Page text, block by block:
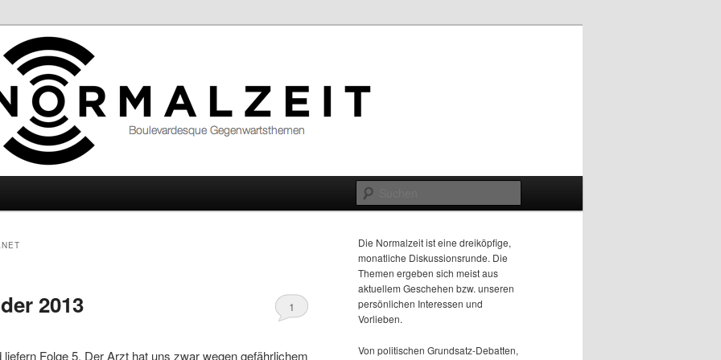
2013 1
Folge 5. Der Arzt hat uns zwar wegen gefährlichem
Die Normalzeit ist eine dreiköpfige,
monatliche Diskussionsrunde. Die
Themen ergeben sich meist aus
aktuellem Geschehen bzw. unseren
persönlichen Interessen und
Vorlieben.
Von politischen Grundsatz-Debatten,